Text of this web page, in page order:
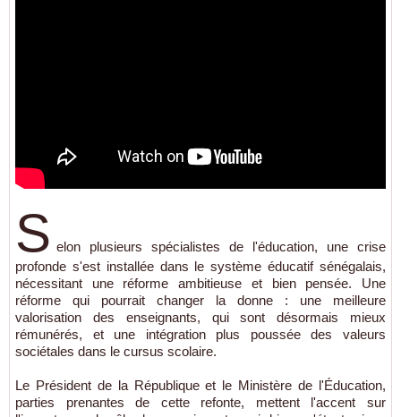
S elon plusieurs spécialistes de l'éducation, une crise
profonde s'est installée dans le système éducatif sénégalais,
nécessitant une réforme ambitieuse et bien pensée. Une
réforme qui pourrait changer la donne : une meilleure
valorisation des enseignants, qui sont désormais mieux
rémunérés, et une intégration plus poussée des valeurs
sociétales dans le cursus scolaire.
Le Président de la République et le Ministère de l'Éducation,
parties prenantes de cette refonte, mettent l'accent sur